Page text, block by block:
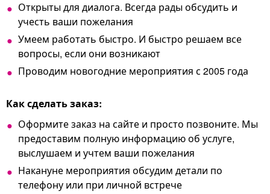
Открыты для диалога. Всегда рады обсудить и
учесть ваши пожелания
Умеем работать быстро. И быстро решаем все
вопросы, если они возникают
Проводим новогодние мероприятия с 2005 года
Как сделать заказ:
Оформите заказ на сайте и просто позвоните. Мы
предоставим полную информацию об услуге,
выслушаем и учтем ваши пожелания
Накануне мероприятия обсудим детали по
телефону или при личной встрече